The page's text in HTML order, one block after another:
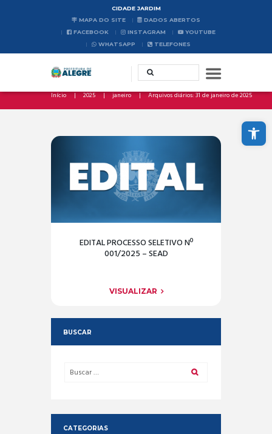
Abrir a barra de ferramentas
CIDADE JARDIM
MAPA DO SITE
DADOS ABERTOS
FACEBOOK
INSTAGRAM
YOUTUBE
WHATSAPP
TELEFONES
Início 2025 janeiro Arquivos diários: 31 de janeiro de 2025
EDITAL PROCESSO SELETIVO Nº
001/2025 – SEAD
VISUALIZAR
BUSCAR
CATEGORIAS